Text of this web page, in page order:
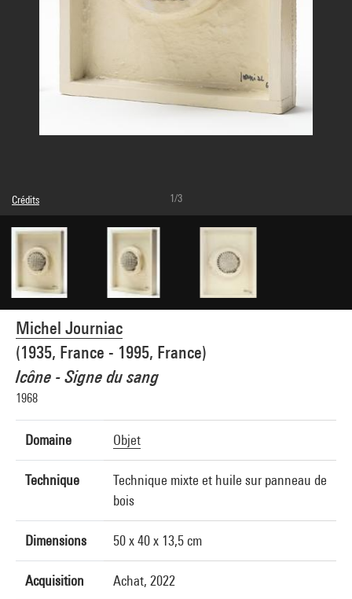
Michel Journiac
(1935, France - 1995, France)
Icône - Signe du sang
1968
Domaine Objet
Technique
Technique mixte et huile sur panneau de
bois
Dimensions 50 x 40 x 13,5 cm
Acquisition Achat, 2022
Crédits
© Adagp, Paris
Crédit photographique : Centre Pompidou, MNAM-CCI/Audrey Laurans/Dist.
GrandPalaisRmn
Réf. image : 4Y06538
Diffusion image :
1/3